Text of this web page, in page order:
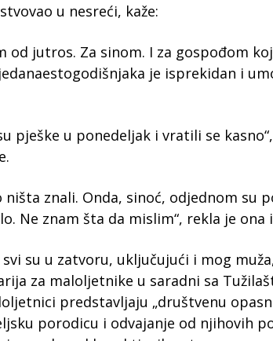
u nesreći, kaže:
od jutros. Za sinom. I za gospođom
je isprekidan i
pješke u ponedeljak i vratili se
ništa znali. Onda, sinoć, odjednom su
Ne znam šta da mislim“, rekla je ona
svi su u zatvoru, uključujući i mog
za maloljetnike u saradni sa
predstavljaju „društvenu
porodicu i odvajanje od njihovih